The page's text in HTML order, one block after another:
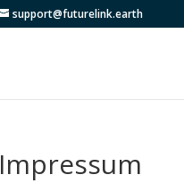
support@futurelink.earth
Impressum